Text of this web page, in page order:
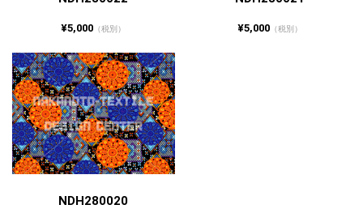
¥5,000 （税別） ¥5,000（税別）
NDH280020